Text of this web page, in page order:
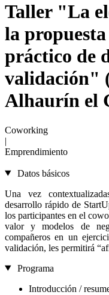
Taller "La
la
práctico de
validación"
Alhaurín el
Coworking
|
Emprendimiento
Datos básicos
Una vez
desarrollo rápido de
los participantes en el
valor y modelos de
compañeros en un
validación, les permitirá
Programa
Introducción /